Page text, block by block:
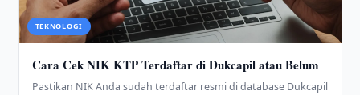
TEKNOLOGI
Cara Cek NIK KTP Terdaftar di Dukcapil atau Belum
Pastikan NIK Anda sudah terdaftar resmi di database Dukcapil